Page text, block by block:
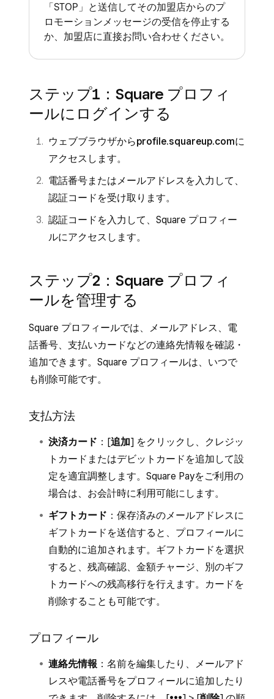
スする際に弊社が取得する情報：お客さま
がSquare プロフィールをご利用の際、お
使いの端末に関する特定の情報およびポー
タルの閲覧・使用方法（IPアドレス、端末
セス日時）についての情報を自動的に取得
します。
お客さまが購入者向け機能をご利用の際に弊社
が収集する個人情報の種類について詳しくは、
Square個人情報保護方針 をご覧ください。
加盟店に代わり、または弊社からの広告や
マーケティングを実施するため
マーケティングおよびその他の通信を加盟
店からメールで送信するため
するため
弊社のサービスを保護し、信頼できる環境
を維持するため（詐欺行為の検出・防止、
サービスの安全性確保、サービスの不正利
用防止など）
Squareがお客さまの個人情報を使用する方法に
ご覧ください。
シートやマーケティング通信（お客さまが
オプトアウトしない場合）を送信できるよ
うにします。
たとえば、お客さまのメールアドレス
次の加盟店では、「jo
@gm」のよう
に伏字で顧客リストに表示されます。
0190」の場合、加盟店には「–
0190」と表示されます。つまり、ご
利用の加盟店に連絡先情報を提供する
と、次の加盟店はお客さまに電子レシ
ートを送信したり、Squareを通じて連
絡を取ったりできますが、その店舗が
レスは表示されません。
Squareのサービス運営を支援する取引先
カードを使用して支払いを行う際に、お客
さままたは加盟店がSquareに提供した情報
の帰属主体（本人）
たとえば、お客さままたは加盟店が支
ドレスを入力した場合、そのご家族
やマーケティングメールを受け取る可
能性があります。カードアカウントを
ご家族と共有している場合、連絡先情
報が入力された家族も、そのカードに
関連する電子レシートを受け取ること
があります。
Squareがお客さまの個人情報を共有する方法に
ついて詳しくは、Square個人情報保護方針
を
ご覧ください。
「STOP」と送信してその加盟店からのプ
ロモーションメッセージの受信を停止する
か、加盟店に直接お問い合わせください。
ステップ1：Square プロフィ
ールにログインする
ウェブブラウザからprofile.squareup.comに
アクセスします。
電話番号またはメールアドレスを入力して、
認証コードを受け取ります。
認証コードを入力して、Square プロフィー
ルにアクセスします。
ステップ2：Square プロフィ
ールを管理する
Square プロフィールでは、メールアドレス、電
話番号、支払いカードなどの連絡先情報を確認・
追加できます。Square プロフィールは、いつで
も削除可能です。
支払方法
決済カード ：[追加] をクリックし、クレジッ
トカードまたはデビットカードを追加して設
定を適宜調整します。Square Payをご利用の
場合は、お会計時に利用可能にします。
ギフトカード ：保存済みのメールアドレスに
ギフトカードを送信すると、プロフィールに
自動的に追加されます。ギフトカードを選択
すると、残高確認、金額チャージ、別のギフ
トカードへの残高移行を行えます。カードを
削除することも可能です。
プロフィール
連絡先情報 ：名前を編集したり、メールアド
レスや電話番号をプロフィールに追加したり